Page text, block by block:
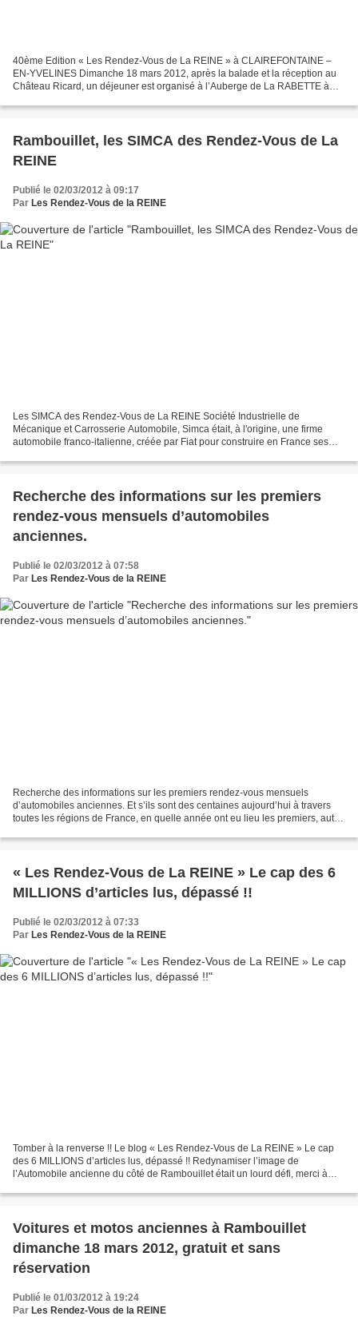
40ème Edition « Les Rendez-Vous de La REINE » à CLAIREFONTAINE –
EN-YVELINES Dimanche 18 mars 2012, après la balade et la réception au
Château Ricard, un déjeuner est organisé à l’Auberge de La RABETTE à
Rambouillet, les SIMCA des Rendez-Vous de La
REINE
Publié le 02/03/2012 à 09:17
Par Les Rendez-Vous de la REINE
Les SIMCA des Rendez-Vous de La REINE Société Industrielle de
Mécanique et Carrosserie Automobile, Simca était, à l'origine, une firme
automobile franco-italienne, créée par Fiat pour construire en France ses
Recherche des informations sur les premiers
rendez-vous mensuels d’automobiles
anciennes.
Publié le 02/03/2012 à 07:58
Par Les Rendez-Vous de la REINE
Recherche des informations sur les premiers rendez-vous mensuels
d’automobiles anciennes. Et s’ils sont des centaines aujourd’hui à travers
toutes les régions de France, en quelle année ont eu lieu les premiers, autos
« Les Rendez-Vous de La REINE » Le cap des 6
MILLIONS d’articles lus, dépassé !!
Publié le 02/03/2012 à 07:33
Par Les Rendez-Vous de la REINE
Tomber à la renverse !! Le blog « Les Rendez-Vous de La REINE » Le cap
des 6 MILLIONS d’articles lus, dépassé !! Redynamiser l’image de
l’Automobile ancienne du côté de Rambouillet était un lourd défi, merci à
Voitures et motos anciennes à Rambouillet
dimanche 18 mars 2012, gratuit et sans
réservation
Publié le 01/03/2012 à 19:24
Par Les Rendez-Vous de la REINE